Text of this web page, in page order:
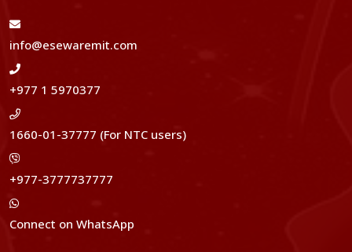
info@esewaremit.com
+977 1 5970377
1660-01-37777 (For NTC users)
+977-3777737777
Connect on WhatsApp